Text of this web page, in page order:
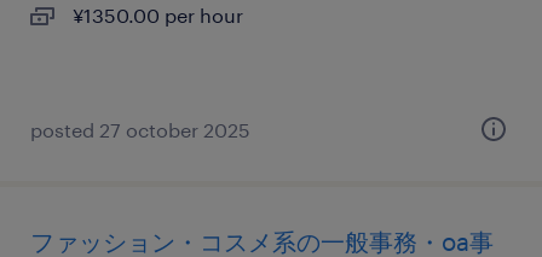
¥1350.00 per hour
posted 27 october 2025
ファッション・コスメ系の一般事務・oa事